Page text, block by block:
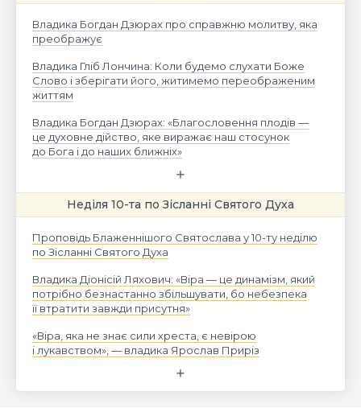
Владика Богдан Дзюрах про справжню молитву, яка
преображує
Владика Гліб Лончина: Коли будемо слухати Боже
Слово і зберігати його, житимемо переображеним
життям
Владика Богдан Дзюрах: «Благословення плодів —
це духовне дійство, яке виражає наш стосунок
до Бога і до наших ближніх»
Неділя 10-та по Зісланні Святого Духа
Проповідь Блаженнішого Святослава у 10-ту неділю
по Зісланні Святого Духа
Владика Діонісій Ляхович: «Віра — це динамізм, який
потрібно безнастанно збільшувати, бо небезпека
її втратити завжди присутня»
«Віра, яка не знає сили хреста, є невірою
і лукавством», — владика Ярослав Приріз